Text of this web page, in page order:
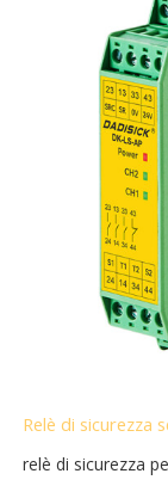
Relè di sicurezza
relè di sicurezza